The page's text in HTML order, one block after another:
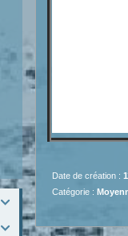


Date de création :
Catégorie :